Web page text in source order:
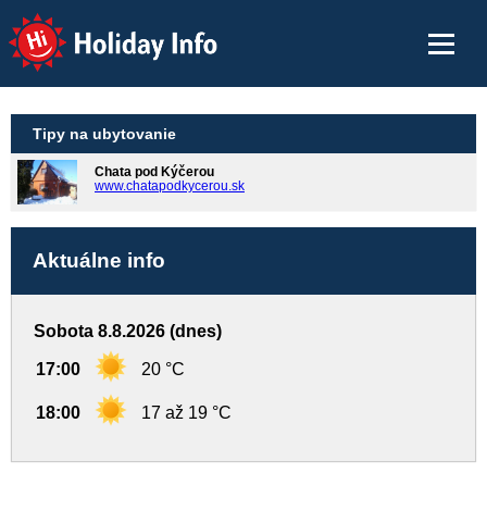
Holiday Info
Tipy na ubytovanie
Chata pod Kýčerou
www.chatapodkycerou.sk
Aktuálne info
Sobota 8.8.2026 (dnes)
17:00 20 °C
18:00 17 až 19 °C